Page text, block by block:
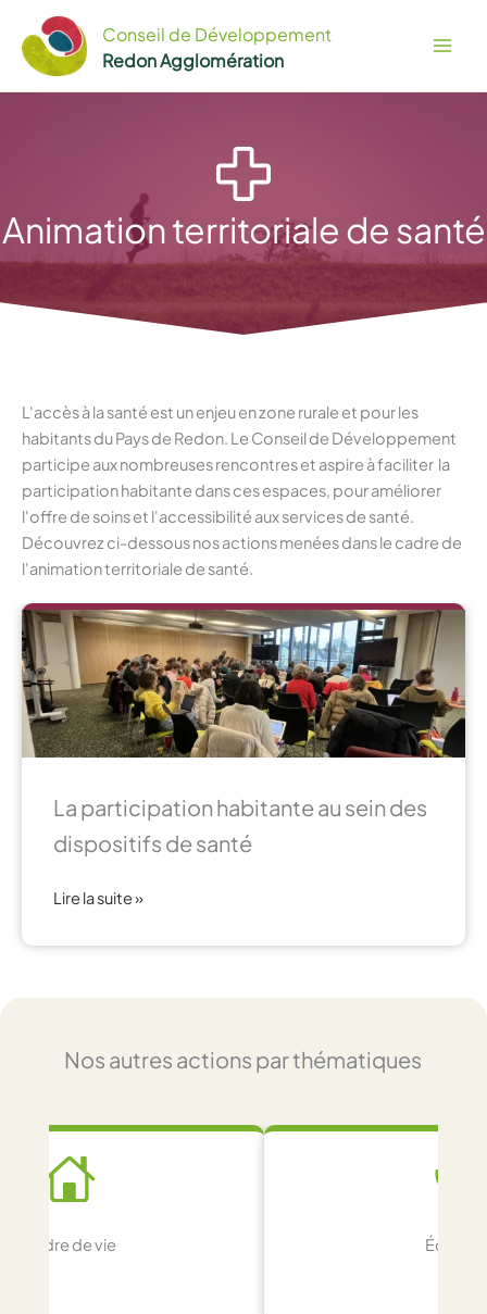
contenu
Conseil de Développement
Redon Agglomération
Animation territoriale de santé
L'accès à la santé est un enjeu en zone rurale et pour les
habitants du Pays de Redon. Le Conseil de Développement
participe aux nombreuses rencontres et aspire à faciliter la
participation habitante dans ces espaces, pour améliorer
l'offre de soins et l'accessibilité aux services de santé.
Découvrez ci-dessous nos actions menées dans le cadre de
l'animation territoriale de santé.
La participation habitante au sein des
dispositifs de santé
Lire la suite »
Nos autres actions par thématiques
Cadre de vie